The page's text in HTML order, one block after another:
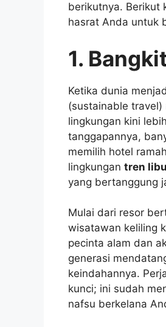
berikutnya. Berikut
hasrat Anda untuk
1.
Ketika dunia
(sustainable
lingkungan kini
tanggapannya,
memilih hotel
lingkungan tren
yang bertanggung
Mulai dari resor
wisatawan keliling
pecinta alam dan
generasi
keindahannya.
kunci; ini sudah
nafsu berkelana